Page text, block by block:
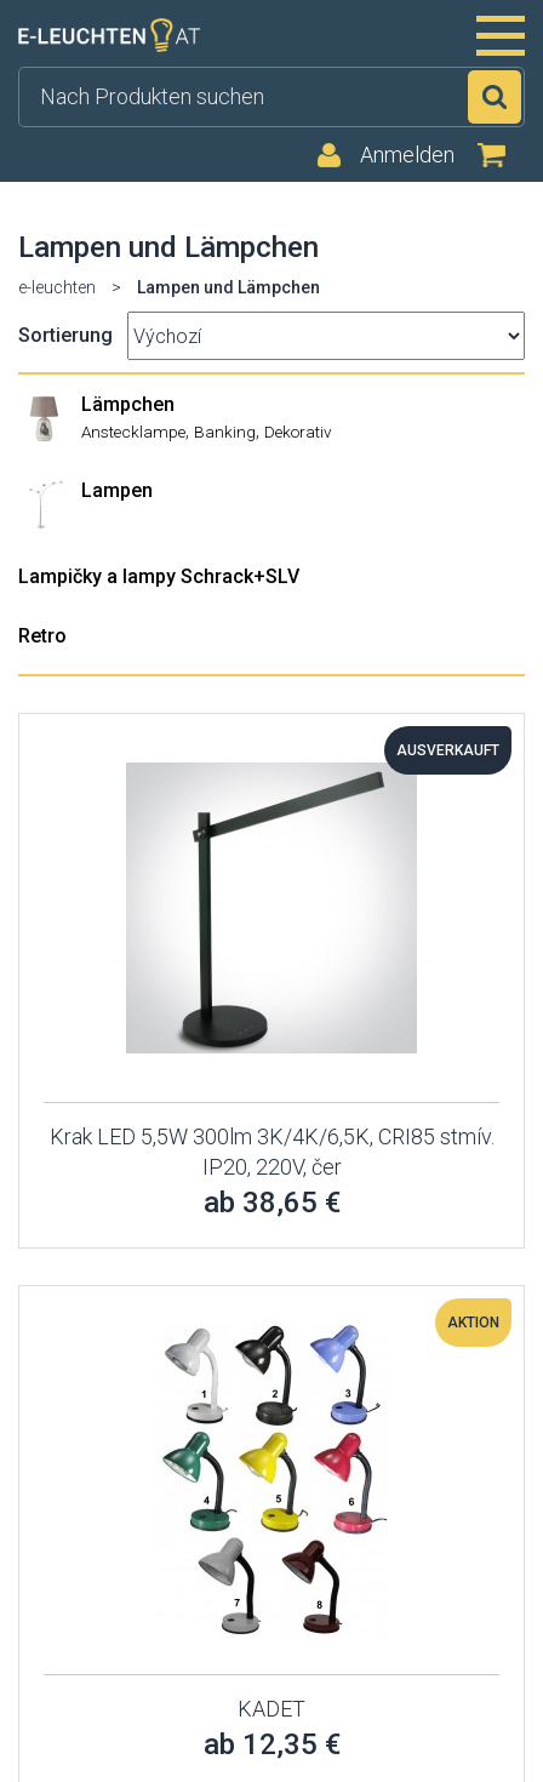
Anmelden
Lampen und Lämpchen
e-leuchten > Lampen und Lämpchen
Sortierung
Lämpchen
Anstecklampe, Banking, Dekorativ
Lampen
Lampičky a lampy Schrack+SLV
Retro
AUSVERKAUFT
Krak LED 5,5W 300lm 3K/4K/6,5K, CRI85 stmív.
IP20, 220V, čer
ab 38,65 €
AKTION
KADET
ab 12,35 €